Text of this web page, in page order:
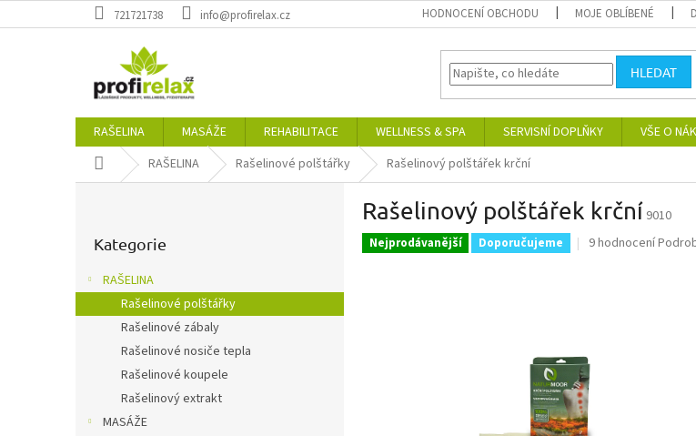
na
721721738 info@profirelax.cz HODNOCENÍ OBCHODU MOJE OBLÍBENÉ
HLEDAT
RAŠELINA MASÁŽE REHABILITACE WELLNESS & SPA SERVISNÍ DOPLŇKY VŠE O
Domů RAŠELINA Rašelinové polštářky Rašelinový polštářek krční
a
n
kategorie
Kategorie
RAŠELINA
Rašelinové polštářky
Rašelinové zábaly
Rašelinové nosiče tepla
Rašelinové koupele
Rašelinový extrakt
MASÁŽE
Rašelinový polštářek krční 9010
Nejprodávanější Doporučujeme
Průměrné
hvězdiček.
9 hodnocení